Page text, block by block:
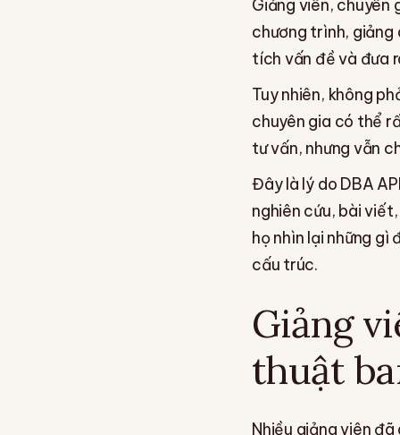
Giảng viên,
chương trình, giảng
tích vấn đề và đưa
Tuy nhiên, không
chuyên gia có thể
tư vấn, nhưng vẫn
Đây là lý do DBA
nghiên cứu, bài
họ nhìn lại những
cấu trúc.
Giảng
thuật
Nhiều giảng viên